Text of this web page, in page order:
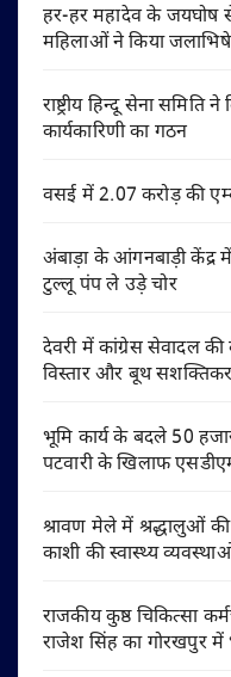
हर-हर महादेव के जयघोष से
महिलाओं ने किया
राष्ट्रीय हिन्दू सेना समिति
कार्यकारिणी का गठन
वसई में 2.07 करोड़ की
अंबाड़ा के आंगनबाड़ी केंद्र
टुल्लू पंप ले उड़े चोर
देवरी में कांग्रेस सेवादल
विस्तार और बूथ
भूमि कार्य के बदले 50
पटवारी के खिलाफ
श्रावण मेले में श्रद्धालुओं
काशी की स्वास्थ्य
राजकीय कुष्ठ चिकित्सा
राजेश सिंह का गोरखपुर में